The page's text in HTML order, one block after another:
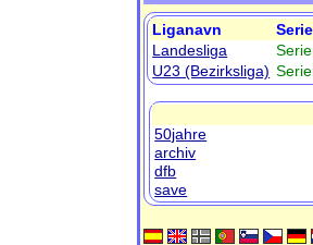
Liganavn
Landesliga
U23 (Bezirksliga)
50jahre
archiv
dfb
save